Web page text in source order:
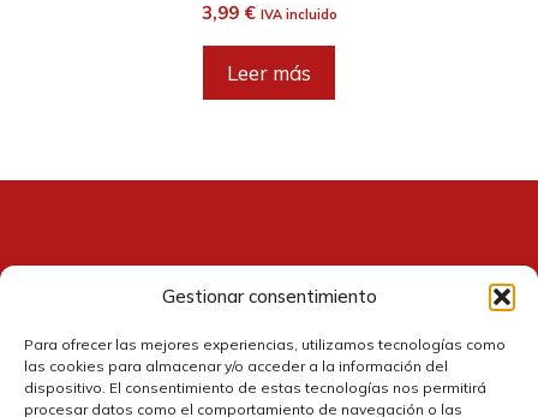
Gestionar consentimiento
Para ofrecer las mejores experiencias, utilizamos tecnologías como
las cookies para almacenar y/o acceder a la información del
dispositivo. El consentimiento de estas tecnologías nos permitirá
procesar datos como el comportamiento de navegación o las
3,99 € IVA incluido
Leer más
Contacto